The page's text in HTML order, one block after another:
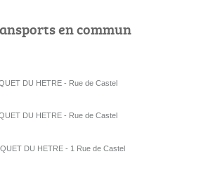
en commun
DU HETRE - Rue de Castel
DU HETRE - Rue de Castel
DU HETRE - 1 Rue de Castel